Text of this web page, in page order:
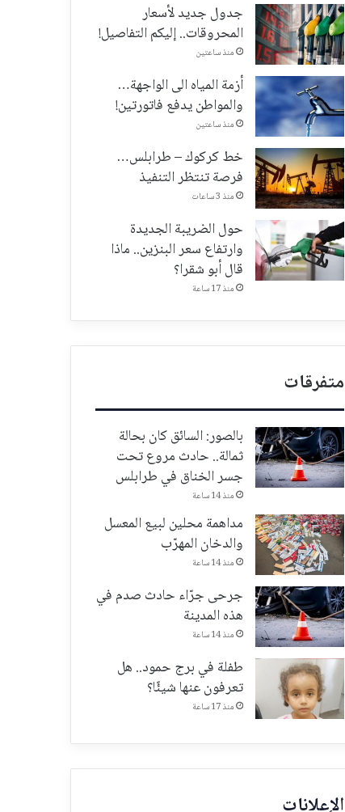
جدول جديد لأسعار
المحروقات.. إليكم التفاصيل!
منذ ساعتين
أزمة المياه الى الواجهة…
والمواطن يدفع فاتورتين!
منذ ساعتين
خط كركوك – طرابلس…
فرصة تنتظر التنفيذ
منذ 3 ساعات
حول الضريبة الجديدة
وارتفاع سعر البنزين.. ماذا
قال أبو شقرا؟
منذ 17 ساعة
متفرقات
بالصور: السائق كان بحالة
ثمالة.. حادث مروع تحت
جسر الخناق في طرابلس
منذ 14 ساعة
مداهمة محلين لبيع المعسل
والدخان المهرّب
منذ 14 ساعة
جرحى جرّاء حادث صدم في
هذه المدينة
منذ 14 ساعة
طفلة في برج حمود.. هل
تعرفون عنها شيئًا؟
منذ 17 ساعة